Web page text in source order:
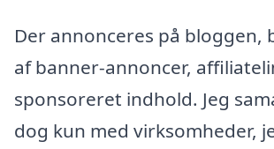
Der annonceres på bloggen,
af banner-annoncer,
sponsoreret indhold. Jeg
dog kun med virksomheder,